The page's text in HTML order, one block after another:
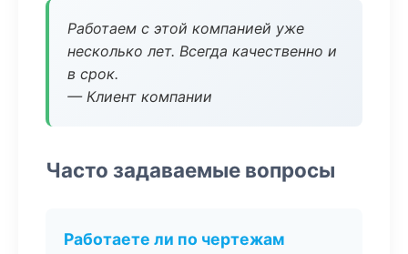
Работаем с этой компанией уже
несколько лет. Всегда качественно и
в срок.
— Клиент компании
Часто задаваемые вопросы
Работаете ли по чертежам